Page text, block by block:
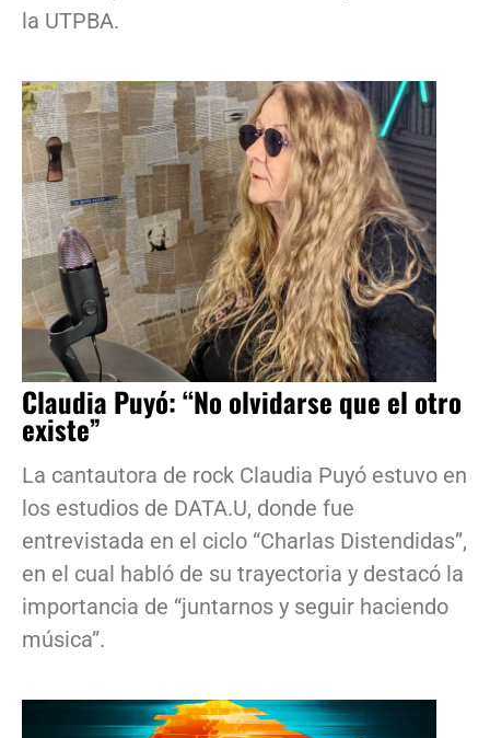
la UTPBA.
Claudia Puyó: “No olvidarse que el otro
existe”
La cantautora de rock Claudia Puyó estuvo en
los estudios de DATA.U, donde fue
entrevistada en el ciclo “Charlas Distendidas”,
en el cual habló de su trayectoria y destacó la
importancia de “juntarnos y seguir haciendo
música”.